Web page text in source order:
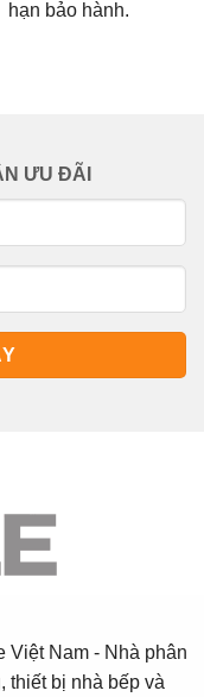
hạn bảo hành.
ƯU ĐÃI
Việt Nam - Nhà phân
thiết bị nhà bếp và